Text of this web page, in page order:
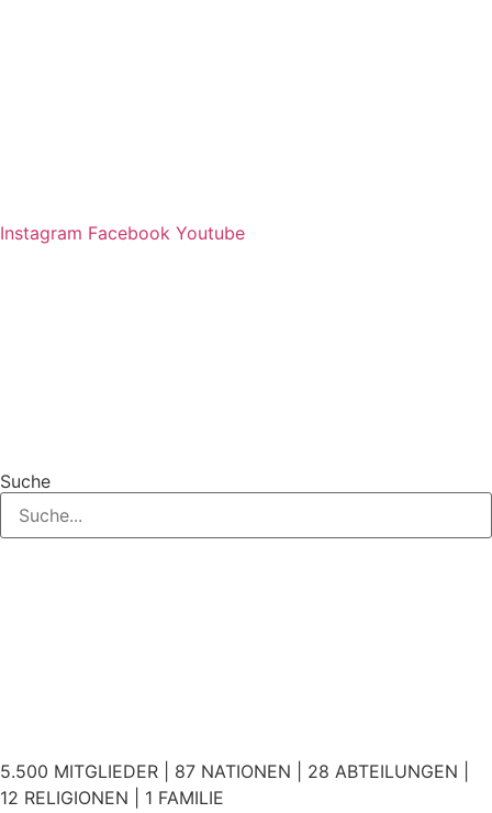
Instagram Facebook Youtube
Suche
5.500 MITGLIEDER | 87 NATIONEN | 28 ABTEILUNGEN |
12 RELIGIONEN | 1 FAMILIE